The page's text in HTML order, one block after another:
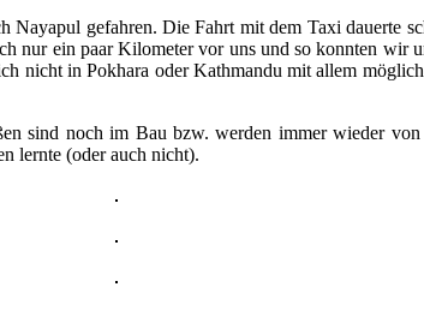
gefahren. Die Fahrt mit dem Taxi dauerte
ein paar Kilometer vor uns und so konnten wir
nicht in Pokhara oder Kathmandu mit allem
sind noch im Bau bzw. werden immer wieder
lernte (oder auch nicht).